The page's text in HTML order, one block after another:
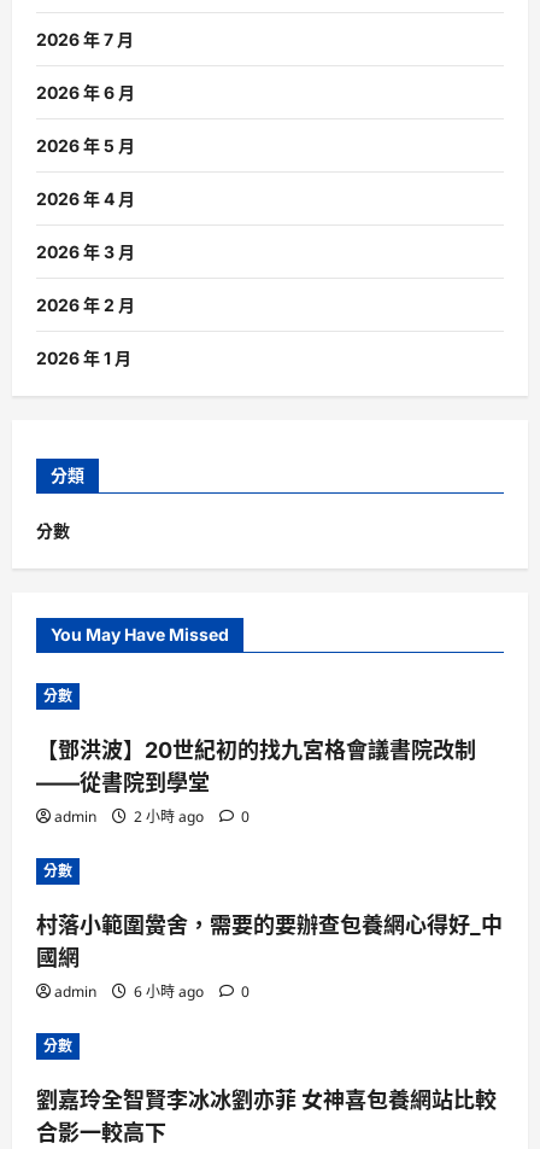
2026 年 7 月
2026 年 6 月
2026 年 5 月
2026 年 4 月
2026 年 3 月
2026 年 2 月
2026 年 1 月
分類
分數
You May Have Missed
分數
【鄧洪波】20世紀初的找九宮格會議書院改制
——從書院到學堂
admin 2 小時 ago 0
分數
村落小範圍黌舍，需要的要辦查包養網心得好_中
國網
admin 6 小時 ago 0
分數
劉嘉玲全智賢李冰冰劉亦菲 女神喜包養網站比較
合影一較高下